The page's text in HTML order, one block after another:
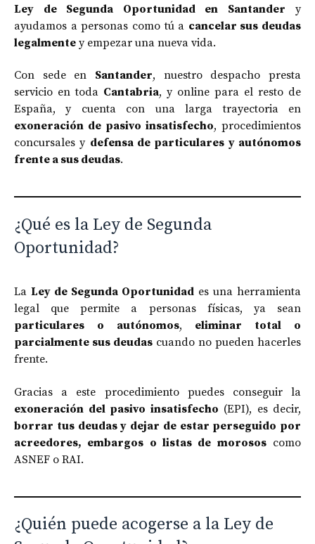
Ley de Segunda Oportunidad en Santander y
ayudamos a personas como tú a cancelar sus deudas
legalmente y empezar una nueva vida.
Con sede en Santander, nuestro despacho presta
servicio en toda Cantabria, y online para el resto de
España, y cuenta con una larga trayectoria en
exoneración de pasivo insatisfecho, procedimientos
concursales y defensa de particulares y autónomos
frente a sus deudas.
¿Qué es la Ley de Segunda
Oportunidad?
La Ley de Segunda Oportunidad es una herramienta
legal que permite a personas físicas, ya sean
particulares o autónomos, eliminar total o
parcialmente sus deudas cuando no pueden hacerles
frente.
Gracias a este procedimiento puedes conseguir la
exoneración del pasivo insatisfecho (EPI), es decir,
borrar tus deudas y dejar de estar perseguido por
acreedores, embargos o listas de morososcomo
ASNEF o RAI.
¿Quién puede acogerse a la Ley de